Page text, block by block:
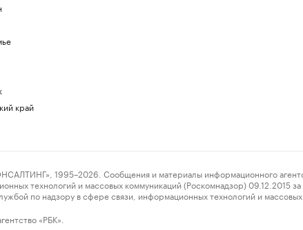
край
1995–2026. Сообщения и материалы информационного
технологий и массовых коммуникаций (Роскомнадзор)
по надзору в сфере связи, информационных технологий и
«РБК».